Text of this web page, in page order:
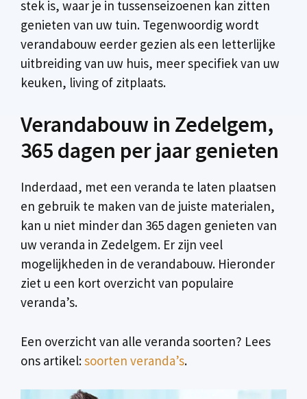
stek is, waar je in tussenseizoenen kan zitten
genieten van uw tuin. Tegenwoordig wordt
verandabouw eerder gezien als een letterlijke
uitbreiding van uw huis, meer specifiek van uw
keuken, living of zitplaats.
Verandabouw in Zedelgem,
365 dagen per jaar genieten
Inderdaad, met een veranda te laten plaatsen
en gebruik te maken van de juiste materialen,
kan u niet minder dan 365 dagen genieten van
uw veranda in Zedelgem. Er zijn veel
mogelijkheden in de verandabouw. Hieronder
ziet u een kort overzicht van populaire
veranda’s.
Een overzicht van alle veranda soorten? Lees
ons artikel:soorten veranda’s.